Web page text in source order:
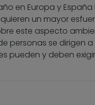
en Europa y
un mayor
este aspecto
personas se dirigen
pueden y deben